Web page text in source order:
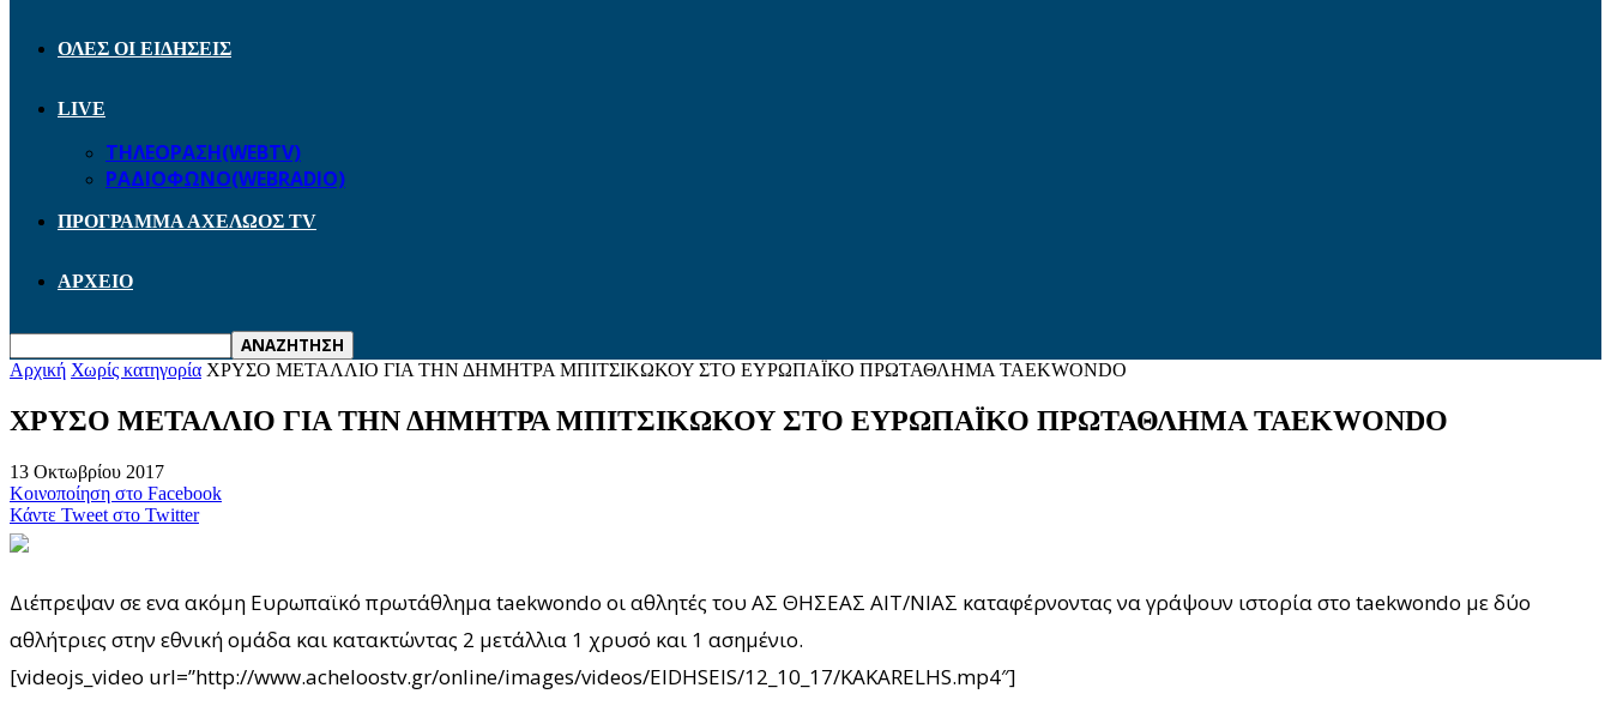
ΟΛΕΣ ΟΙ ΕΙΔΗΣΕΙΣ
LIVE
ΤΗΛΕΟΡΑΣΗ(WEBTV)
ΡΑΔΙΟΦΩΝΟ(WEBRADIO)
ΠΡΟΓΡΑΜΜΑ ΑΧΕΛΩΟΣ TV
ΑΡΧΕΙΟ
Αρχική Χωρίς κατηγορία ΧΡΥΣΟ ΜΕΤΑΛΛΙΟ ΓΙΑ ΤΗΝ ΔΗΜΗΤΡΑ ΜΠΙΤΣΙΚΩΚΟΥ ΣΤΟ ΕΥΡΩΠΑΪΚΟ ΠΡΩΤΑΘΛΗΜΑ ΤΑΕΚWONDO
ΧΡΥΣΟ ΜΕΤΑΛΛΙΟ ΓΙΑ ΤΗΝ ΔΗΜΗΤΡΑ ΜΠΙΤΣΙΚΩΚΟΥ ΣΤΟ ΕΥΡΩΠΑΪΚΟ ΠΡΩΤΑΘΛΗΜΑ ΤΑΕΚWONDO
13 Οκτωβρίου 2017
Κοινοποίηση στο Facebook
Κάντε Tweet στο Twitter
Διέπρεψαν σε ενα ακόμη Ευρωπαϊκό πρωτάθλημα taekwondo οι αθλητές του ΑΣ ΘΗΣΕΑΣ ΑΙΤ/ΝΙΑΣ καταφέρνοντας να γράψουν ιστορία στο taekwondo με δύο
αθλήτριες στην εθνική ομάδα και κατακτώντας 2 μετάλλια 1 χρυσό και 1 ασημένιο.
[videojs_video url=”http://www.acheloostv.gr/online/images/videos/EIDHSEIS/12_10_17/KAKARELHS.mp4″]